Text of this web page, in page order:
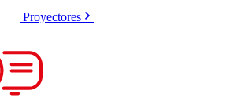
Proyectores